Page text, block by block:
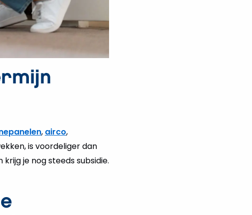
, airco,
is voordeliger dan
je nog steeds subsidie.